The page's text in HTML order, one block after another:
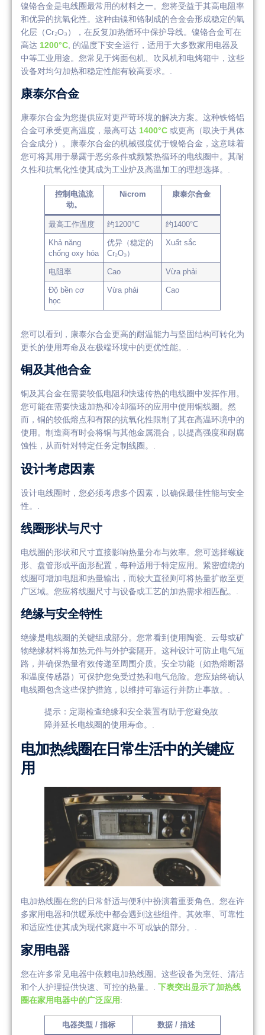
镍铬合金是电线圈最常用的材料之一。您将受益于其高电阻率
和优异的抗氧化性。这种由镍和铬制成的合金会形成稳定的氧
化层（Cr₂O₃），在反复加热循环中保护导线。镍铬合金可在
高达 1200°C , 的温度下安全运行，适用于大多数家用电器及
中等工业用途。您常见于烤面包机、吹风机和电烤箱中，这些
设备对均匀加热和稳定性能有较高要求。.
康泰尔合金
康泰尔合金为您提供应对更严苛环境的解决方案。这种铁铬铝
合金可承受更高温度，最高可达 1400°C 或更高（取决于具体
合金成分）。康泰尔合金的机械强度优于镍铬合金，这意味着
您可将其用于暴露于恶劣条件或频繁热循环的电线圈中。其耐
久性和抗氧化性使其成为工业炉及高温加工的理想选择。.
控制电流流
动。
Nicrom 康泰尔合金
最高工作温度 约1200°C 约1400°C
Khả năng
chống oxy hóa
优异（稳定的
Cr₂O₃）
Xuất sắc
电阻率 Cao Vừa phải
Độ bền cơ
học
Vừa phải Cao
您可以看到，康泰尔合金更高的耐温能力与坚固结构可转化为
更长的使用寿命及在极端环境中的更优性能。.
铜及其他合金
铜及其合金在需要较低电阻和快速传热的电线圈中发挥作用。
您可能在需要快速加热和冷却循环的应用中使用铜线圈。然
而，铜的较低熔点和有限的抗氧化性限制了其在高温环境中的
使用。制造商有时会将铜与其他金属混合，以提高强度和耐腐
蚀性，从而针对特定任务定制线圈。.
设计考虑因素
设计电线圈时，您必须考虑多个因素，以确保最佳性能与安全
性。.
线圈形状与尺寸
电线圈的形状和尺寸直接影响热量分布与效率。您可选择螺旋
形、盘管形或平面形配置，每种适用于特定应用。紧密缠绕的
线圈可增加电阻和热量输出，而较大直径则可将热量扩散至更
广区域。您应将线圈尺寸与设备或工艺的加热需求相匹配。.
绝缘与安全特性
绝缘是电线圈的关键组成部分。您常看到使用陶瓷、云母或矿
物绝缘材料将加热元件与外护套隔开。这种设计可防止电气短
路，并确保热量有效传递至周围介质。安全功能（如热熔断器
和温度传感器）可保护您免受过热和电气危险。您应始终确认
电线圈包含这些保护措施，以维持可靠运行并防止事故。.
提示：定期检查绝缘和安全装置有助于您避免故
障并延长电线圈的使用寿命。.
电加热线圈在日常生活中的关键应
用
电加热线圈在您的日常舒适与便利中扮演着重要角色。您在许
多家用电器和供暖系统中都会遇到这些组件。其效率、可靠性
和适应性使其成为现代家庭中不可或缺的部分。.
家用电器
您在许多常见电器中依赖电加热线圈。这些设备为烹饪、清洁
和个人护理提供快速、可控的热量。. 下表突出显示了加热线
圈在家用电器中的广泛应用:
电器类型 / 指标 数据 / 描述